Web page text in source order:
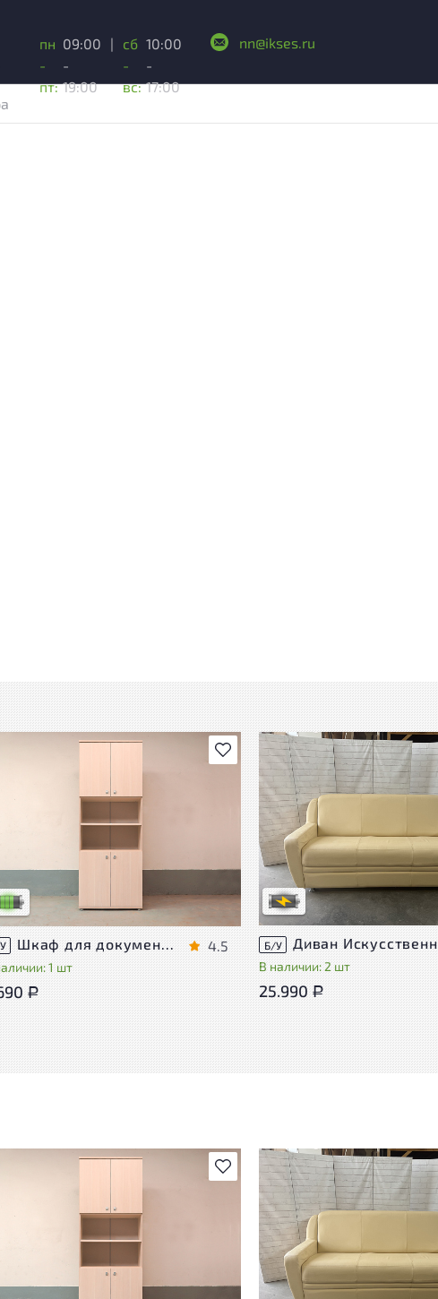
пн
-
пт:
09:00
-
19:00
|
сб
-
вс:
10:00
-
17:00
nn@ikses.ru
В избранное
У товара присутствуют незначительные
следы эксплуатации, не влияющие на
его использования
степень износа
1 шт
4.5
Р
Степень износа находится на
проверки. Вы можете уточнить
дополнительную информацию
сотрудников магазина
В обработке
Б/У
В наличии: 2 шт
25.990 Р
В избранное
У товара присутствуют незначительные
следы эксплуатации, не влияющие на
его использования
Степень износа находится на
проверки. Вы можете уточнить
дополнительную информацию
сотрудников магазина